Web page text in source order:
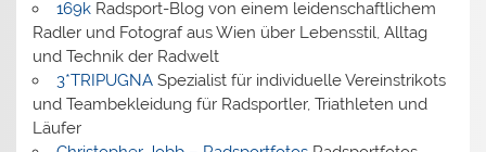
169kRadsport-Blog von einem leidenschaftlichem
Radler und Fotograf aus Wien über Lebensstil, Alltag
und Technik der Radwelt
3*TRIPUGNASpezialist für individuelle Vereinstrikots
und Teambekleidung für Radsportler, Triathleten und
Läufer